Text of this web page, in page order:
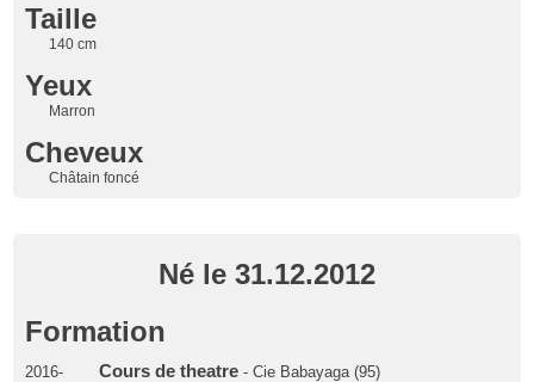
Taille
140 cm
Yeux
Marron
Cheveux
Châtain foncé
Né le 31.12.2012
Formation
2016-
Cours de theatre- Cie Babayaga (95)